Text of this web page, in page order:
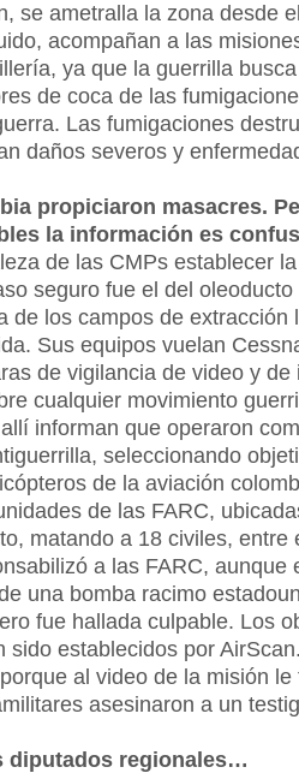
se ametralla la zona desde
acompañan a las
ya que la guerrilla
de coca de las
Las fumigaciones
daños severos y
propiciaron masacres.
la información es
de las CMPs establecer la
seguro fue el del oleoducto
de los campos de extracción
Sus equipos vuelan
de vigilancia de video y de
cualquier movimiento
informan que operaron
seleccionando
de la aviación
de las FARC,
matando a 18 civiles, entre
a las FARC, aunque
una bomba racimo
fue hallada culpable. Los
sido establecidos por
al video de la misión le
asesinaron a un
diputados regionales…